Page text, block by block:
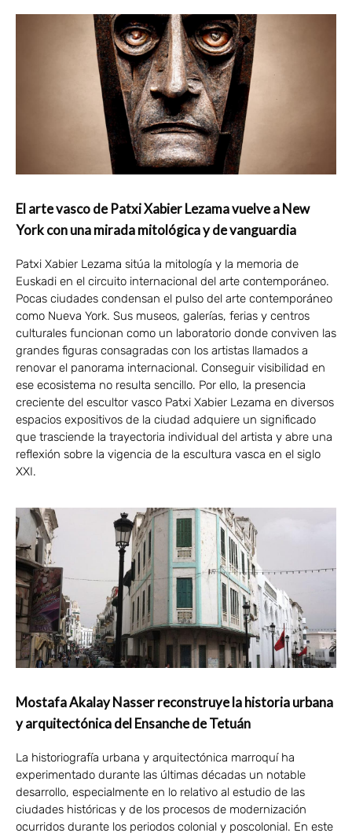
El arte vasco de Patxi Xabier Lezama vuelve a New
York con una mirada mitológica y de vanguardia
Patxi Xabier Lezama sitúa la mitología y la memoria de
Euskadi en el circuito internacional del arte contemporáneo.
Pocas ciudades condensan el pulso del arte contemporáneo
como Nueva York. Sus museos, galerías, ferias y centros
culturales funcionan como un laboratorio donde conviven las
grandes figuras consagradas con los artistas llamados a
renovar el panorama internacional. Conseguir visibilidad en
ese ecosistema no resulta sencillo. Por ello, la presencia
creciente del escultor vasco Patxi Xabier Lezama en diversos
espacios expositivos de la ciudad adquiere un significado
que trasciende la trayectoria individual del artista y abre una
reflexión sobre la vigencia de la escultura vasca en el siglo
XXI.
Mostafa Akalay Nasser reconstruye la historia urbana
y arquitectónica del Ensanche de Tetuán
La historiografía urbana y arquitectónica marroquí ha
experimentado durante las últimas décadas un notable
desarrollo, especialmente en lo relativo al estudio de las
ciudades históricas y de los procesos de modernización
ocurridos durante los periodos colonial y poscolonial. En este